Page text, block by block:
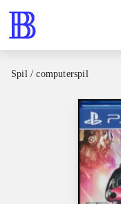
Spil / computerspil